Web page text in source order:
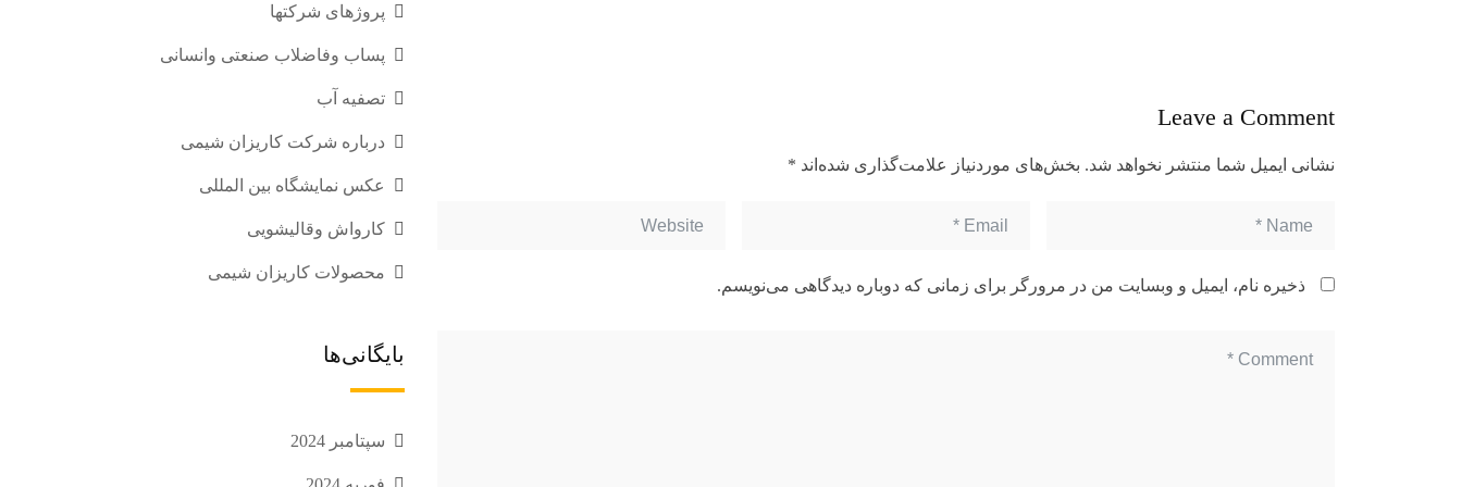
Leave a Comment
نشانی ایمیل شما منتشر نخواهد شد. بخش‌های موردنیاز علامت‌گذاری شده‌اند *
ذخیره نام، ایمیل و وبسایت من در مرورگر برای زمانی که دوباره دیدگاهی می‌نویسم.
پروژهای شرکتها
پساب وفاضلاب صنعتی وانسانی
تصفیه آب
درباره شرکت کاریزان شیمی
عکس نمایشگاه بین المللی
کارواش وقالیشویی
محصولات کاریزان شیمی
بایگانی‌ها
سپتامبر 2024